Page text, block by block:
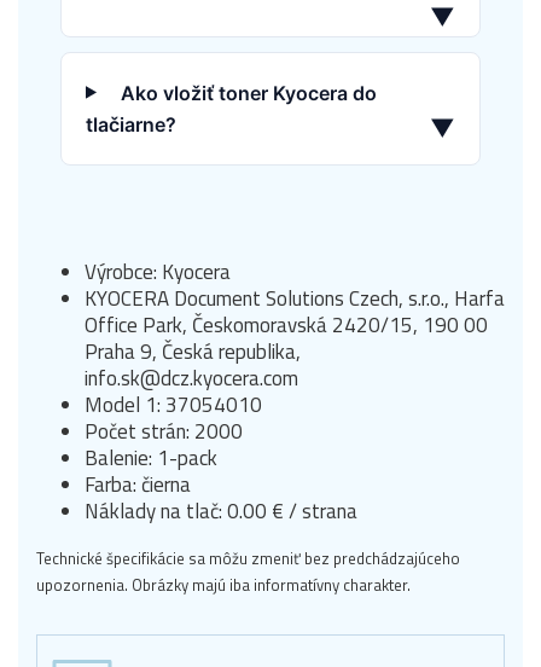
▼
Ako vložiť toner Kyocera do
tlačiarne?
▼
Výrobce: Kyocera
KYOCERA Document Solutions Czech, s.r.o., Harfa
Office Park, Českomoravská 2420/15, 190 00
Praha 9, Česká republika,
info.sk@dcz.kyocera.com
Model 1: 37054010
Počet strán: 2000
Balenie: 1-pack
Farba: čierna
Náklady na tlač: 0.00 € / strana
Technické špecifikácie sa môžu zmeniť bez predchádzajúceho
upozornenia. Obrázky majú iba informatívny charakter.